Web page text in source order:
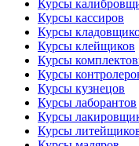
Курсы
Курсы кассиров
Курсы
Курсы клейщиков
Курсы
Курсы
Курсы кузнецов
Курсы лаборантов
Курсы
Курсы